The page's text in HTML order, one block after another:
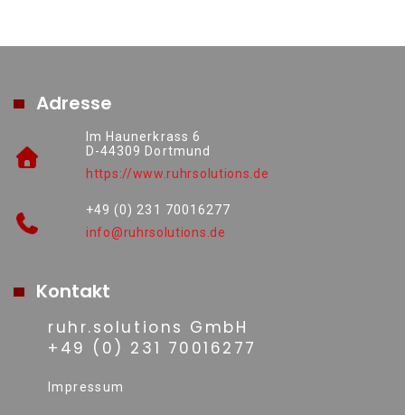
Adresse
Im Haunerkrass 6
D-44309 Dortmund
https://www.ruhrsolutions.de
+49 (0) 231 70016277
info@ruhrsolutions.de
Kontakt
ruhr.solutions GmbH
+49 (0) 231 70016277
Impressum